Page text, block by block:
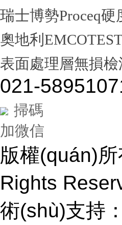
瑞士博勢Proceq硬
奧地利
表面處理層無損
021-
掃碼
加微信
版權(quán)
Rights
術(shù)支持：